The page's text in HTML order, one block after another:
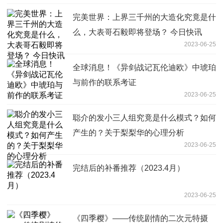
完美世界：上界三千州的大造化究竟是什
么，大表哥石毅即将登场？ 今日快讯
2023-06-25
全球消息！《异剑战记瓦伦迪欧》中琥珀
与前作的联系考证
2023-06-25
聪介的发小三人组究竟是什么模式？如何
产生的？关于梨梨华的心理分析
2023-06-25
完结后的补番推荐（2023.4月）
2023-06-25
《四季樱》——传统剧情的二次元特摄